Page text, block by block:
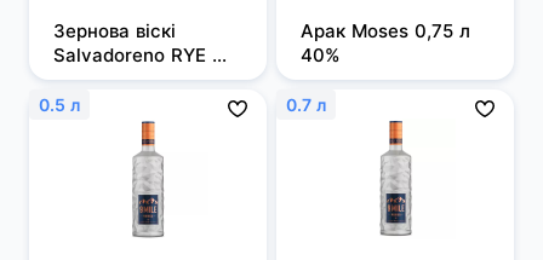
Зернова віскі
Salvadoreno RYE
0,7л 50%
Арак Moses 0,75 л
40%
0.5 л 0.7 л